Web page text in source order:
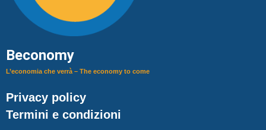
Beconomy
L’economia che verrà – The economy to come
Privacy policy
Termini e condizioni